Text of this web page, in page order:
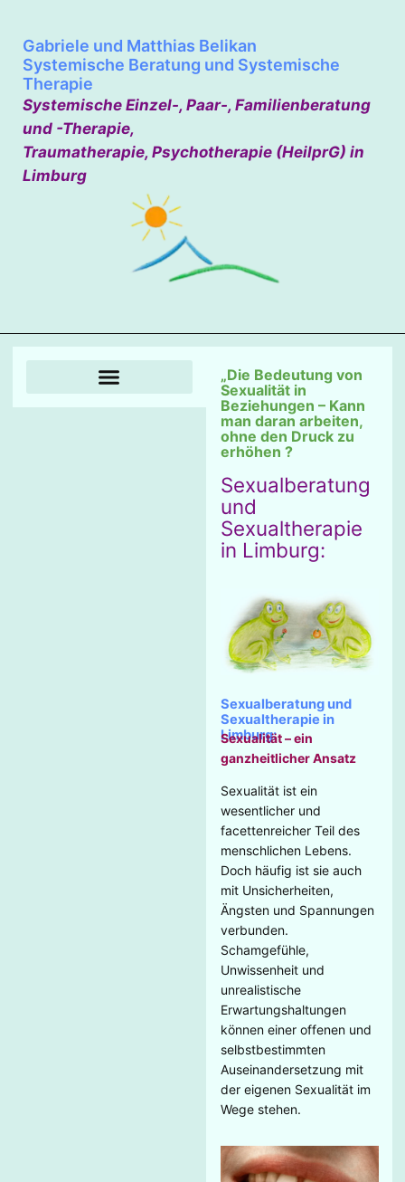
Gabriele und Matthias Belikan
Systemische Beratung und Systemische
Therapie
Systemische Einzel-, Paar-, Familienberatung
und -Therapie,
Traumatherapie, Psychotherapie (HeilprG) in
Limburg
„Die Bedeutung von
Sexualität in
Beziehungen – Kann
man daran arbeiten,
ohne den Druck zu
erhöhen ?
Sexualberatung
und
Sexualtherapie
in Limburg:
Sexualberatung und
Sexualtherapie in
Limburg:
Sexualität – ein
ganzheitlicher Ansatz
Sexualität ist ein
wesentlicher und
facettenreicher Teil des
menschlichen Lebens.
Doch häufig ist sie auch
mit Unsicherheiten,
Ängsten und Spannungen
verbunden.
Schamgefühle,
Unwissenheit und
unrealistische
Erwartungshaltungen
können einer offenen und
selbstbestimmten
Auseinandersetzung mit
der eigenen Sexualität im
Wege stehen.